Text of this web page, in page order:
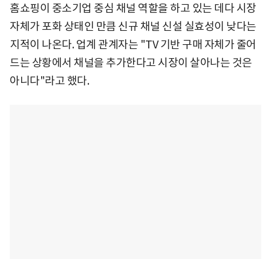
홈쇼핑이 중소기업 중심 채널 역할을 하고 있는 데다 시장
자체가 포화 상태인 만큼 신규 채널 신설 실효성이 낮다는
지적이 나온다. 업계 관계자는 "TV 기반 구매 자체가 줄어
드는 상황에서 채널을 추가한다고 시장이 살아나는 것은
아니다"라고 했다.